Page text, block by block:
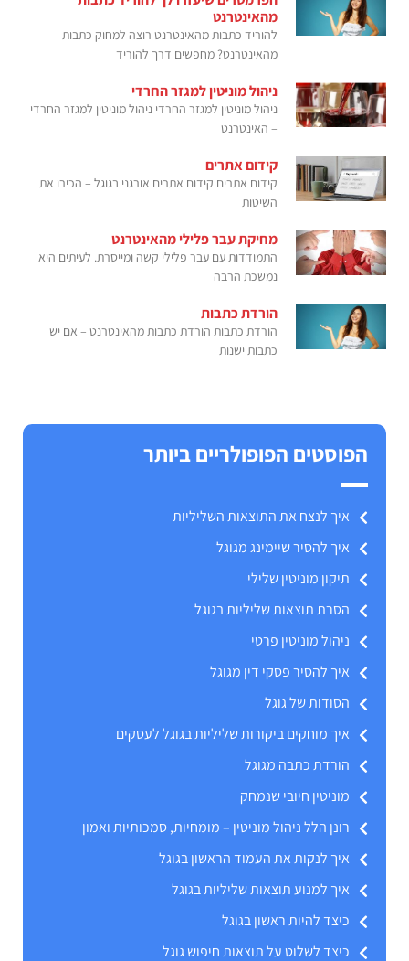
מהאינטרנט
להוריד כתבות מהאינטרנט רוצה למחוק כתבות
מהאינטרנט? מחפשים דרך להוריד
ניהול מוניטין למגזר החרדי
ניהול מוניטין למגזר החרדי ניהול מוניטין למגזר החרדי
– האינטרנט
קידום אתרים
קידום אתרים קידום אתרים אורגני בגוגל – הכירו את
השיטות
מחיקת עבר פלילי מהאינטרנט
התמודדות עם עבר פלילי קשה ומייסרת. לעיתים היא
נמשכת הרבה
הורדת כתבות
הורדת כתבות הורדת כתבות מהאינטרנט – אם יש
כתבות ישנות
הפוסטים הפופולריים ביותר
איך לנצח את התוצאות השליליות
איך להסיר שיימינג מגוגל
תיקון מוניטין שלילי
הסרת תוצאות שליליות בגוגל
ניהול מוניטין פרטי
איך להסיר פסקי דין מגוגל
הסודות של גוגל
איך מוחקים ביקורות שליליות בגוגל לעסקים
הורדת כתבה מגוגל
מוניטין חיובי שנמחק
רונן הלל ניהול מוניטין – מומחיות, סמכותיות ואמון
איך לנקות את העמוד הראשון בגוגל
איך למנוע תוצאות שליליות בגוגל
כיצד להיות ראשון בגוגל
כיצד לשלוט על תוצאות חיפוש גוגל